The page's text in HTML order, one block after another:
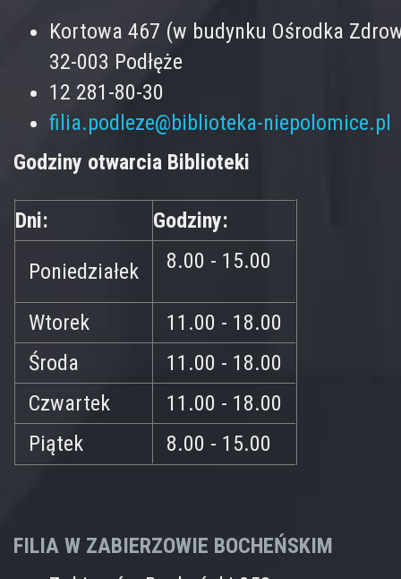
Kortowa 467 (w budynku Ośrodka
32-003 Podłęże
12 281-80-30
filia.podleze@biblioteka-niepolomice.pl
Godziny otwarcia Biblioteki
Dni: Godziny:
Poniedziałek 8.00 - 15.00
Wtorek
11.00 - 18.00
Środa
11.00 - 18.00
Czwartek
11.00 - 18.00
Piątek
8.00 - 15.00
FILIA W ZABIERZOWIE BOCHEŃSKIM